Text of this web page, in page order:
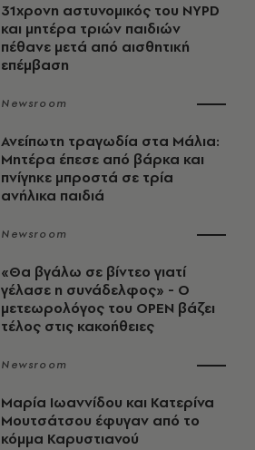
31χρονη αστυνομικός του NYPD
και μητέρα τριών παιδιών
πέθανε μετά από αισθητική
επέμβαση
Newsroom
Ανείπωτη τραγωδία στα Μάλια:
Μητέρα έπεσε από βάρκα και
πνίγηκε μπροστά σε τρία
ανήλικα παιδιά
Newsroom
«Θα βγάλω σε βίντεο γιατί
γέλασε η συνάδελφος» - Ο
μετεωρολόγος του OPEN βάζει
τέλος στις κακοήθειες
Newsroom
Μαρία Ιωαννίδου και Κατερίνα
Μουτσάτσου έφυγαν από το
κόμμα Καρυστιανού